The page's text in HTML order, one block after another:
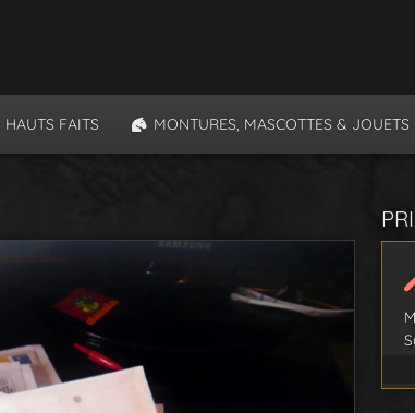
HAUTS FAITS MONTURES, MASCOTTES & JOUETS